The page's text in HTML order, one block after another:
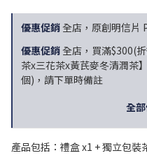
優惠促銷全店，原創明信片
優惠促銷全店，買滿$300(
茶x三花茶x黃芪麥冬清潤茶
個)，請下單時備註
全
產品包括：禮盒 x1 + 獨立包